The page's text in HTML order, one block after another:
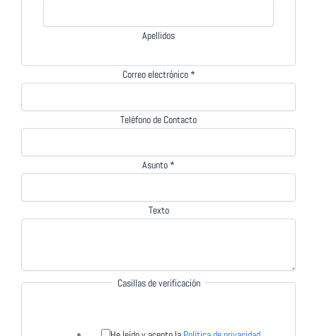
Apellidos
Correo electrónico*
Teléfono de Contacto
Asunto*
Texto
Casillas de verificación